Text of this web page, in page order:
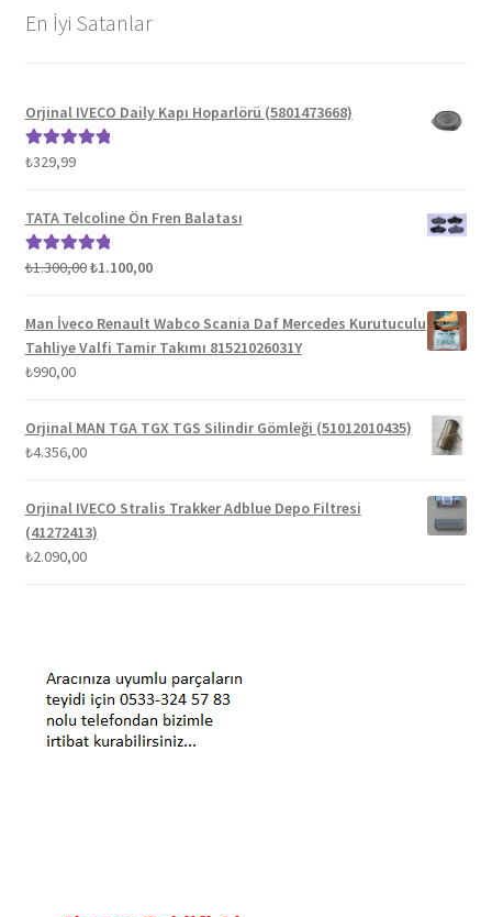
En İyi Satanlar
Orjinal IVECO Daily Kapı Hoparlörü (5801473668)
5 üzerinden
₺329,99
TATA Telcoline Ön Fren Balatası
5 üzerinden
₺1.300,00Orijinal
₺1.300,00.
₺1.100,00Şu
fiyat:
₺1.100,00.
Man İveco Renault Wabco Scania Daf Mercedes Kurutuculu
Tahliye Valfi Tamir Takımı 81521026031Y
₺990,00
Orjinal MAN TGA TGX TGS Silindir Gömleği (51012010435)
₺4.356,00
Orjinal IVECO Stralis Trakker Adblue Depo Filtresi
(41272413)
₺2.090,00